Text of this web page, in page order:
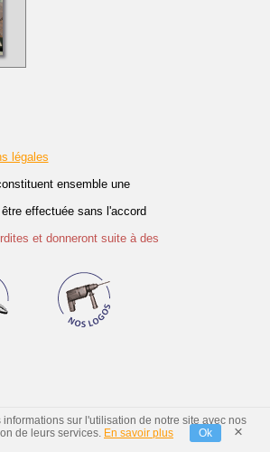
légales
ensemble une
effectuée sans l'accord
et donneront suite à des
sur l'utilisation de notre site avec nos
de leurs services.
En savoir plus Ok ×